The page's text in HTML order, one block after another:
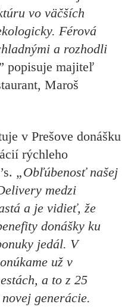
vo väčších
Férová
a rozhodli
popisuje majiteľ
Maroš
v Prešove donášku
rýchleho
„Obľúbenosť našej
medzi
a je vidieť, že
donášky ku
jedál. V
už v
a to z 25
generácie.